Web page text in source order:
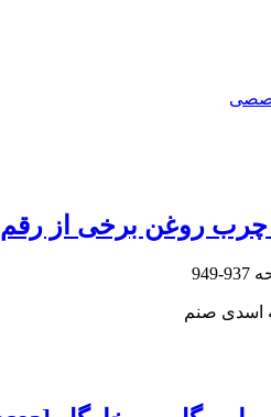
چرب روغن برخی از
937-949
اسدی صنم